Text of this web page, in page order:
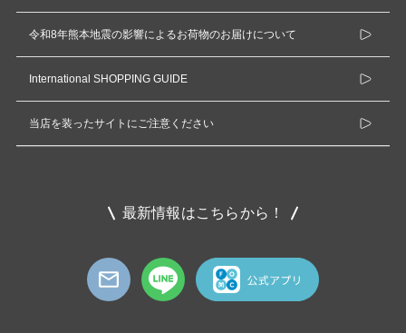
令和8年熊本地震の影響によるお荷物のお届けについて
International SHOPPING GUIDE
当店を装ったサイトにご注意ください
最新情報はこちらから！